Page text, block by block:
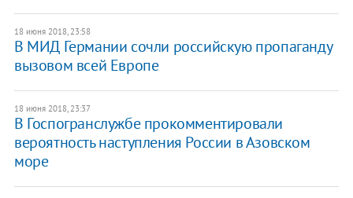
18 июня 2018, 23:58
В МИД Германии сочли российскую пропаганду
вызовом всей Европе
18 июня 2018, 23:37
В Госпогранслужбе прокомментировали
вероятность наступления России в Азовском
море